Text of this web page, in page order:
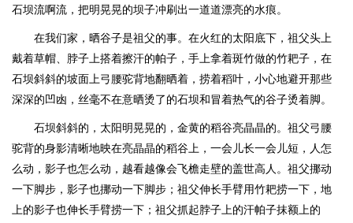
石坝流啊流，把明晃晃的坝子冲刷出一道道漂亮的水痕。
在我们家，晒谷子是祖父的事。在火红的太阳底下，祖父头上
戴着草帽、脖子上搭着擦汗的帕子，手上拿着斑竹做的竹耙子，在
石坝斜斜的坡面上弓腰驼背地翻晒着，捞着稻叶，小心地避开那些
深深的凹凼，丝毫不在意晒烫了的石坝和冒着热气的谷子烫着脚。
石坝斜斜的，太阳明晃晃的，金黄的稻谷亮晶晶的。祖父弓腰
驼背的身影清晰地映在亮晶晶的稻谷上，一会儿长一会儿短，人怎
么动，影子也怎么动，越看越像会飞檐走壁的盖世高人。祖父挪动
一下脚步，影子也挪动一下脚步；祖父伸长手臂用竹耙捞一下，地
上的影子也伸长手臂捞一下；祖父抓起脖子上的汗帕子抹额上的